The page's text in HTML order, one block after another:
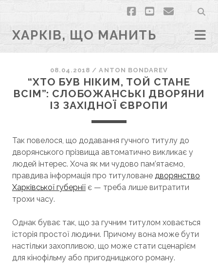
facebook
youtubeemail
ХАРКІВ, ЩО МАНИТЬ
08.04.2018 /ANTON BONDAREV
“ХТО БУВ НІКИМ, ТОЙ СТАНЕ
ВСІМ”: СЛОБОЖАНСЬКІ ДВОРЯНИ
ІЗ ЗАХІДНОЇ ЄВРОПИ
Так повелося, що додавання гучного титулу до
дворянського прізвища автоматично викликає у
людей інтерес. Хоча як ми чудово пам’ятаємо,
правдива інформація про титуловане дворянство
Харківської губерніїє — треба лише витратити
трохи часу.
Однак буває так, що за гучним титулом ховається
історія простої людини. Причому вона може бути
настільки захопливою, що може стати сценарієм
для кінофільму або пригодницького роману.